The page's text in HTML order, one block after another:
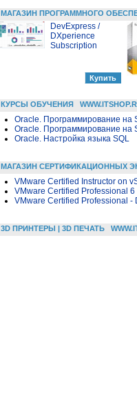
МАГАЗИН ПРОГРАММНОГО
DevExpress /
DXperience
Subscription
КУРСЫ ОБУЧЕНИЯ
Oracle. Программирование на
Oracle. Программирование на
Oracle. Настройка языка SQL
МАГАЗИН СЕРТИФИКАЦИОННЫХ
VMware Certified Instructor on
VMware Certified Professional
VMware Certified Professional -
3D ПРИНТЕРЫ | 3D ПЕЧАТЬ